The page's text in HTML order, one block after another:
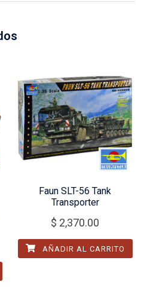
Faun SLT-56 Tank
Transporter
$ 2,370.00
AÑADIR AL CARRITO